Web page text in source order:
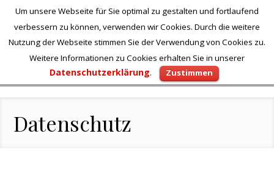
Datenschutz
Um unsere Webseite für Sie optimal zu gestalten und fortlaufend
verbessern zu können, verwenden wir Cookies. Durch die weitere
Nutzung der Webseite stimmen Sie der Verwendung von Cookies zu.
Weitere Informationen zu Cookies erhalten Sie in unserer
Datenschutzerklärung. Zustimmen